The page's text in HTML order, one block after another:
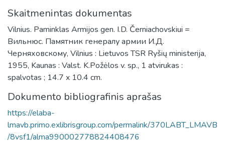
Skaitmenintas dokumentas
Vilnius. Paminklas Armijos gen. I.D. Černiachovskiui =
Вильнюс. Памятник генералу армии И.Д.
Черняховскому, Vilnius : Lietuvos TSR Ryšių ministerija,
1955, Kaunas : Valst. K.Požėlos v. sp., 1 atvirukas :
spalvotas ; 14.7 x 10.4 cm.
Dokumento bibliografinis aprašas
https://elaba-
lmavb.primo.exlibrisgroup.com/permalink/370LABT_LMAVB
/8vsf1/alma990002778824408476